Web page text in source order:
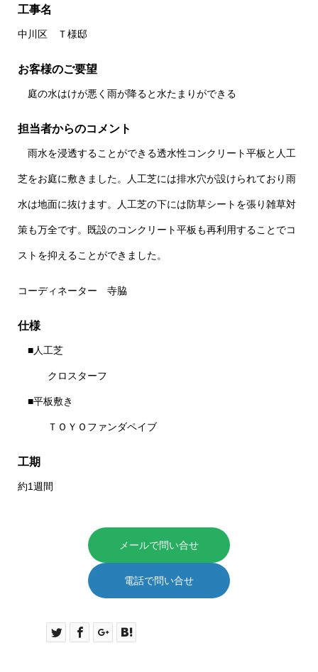
工事名
中川区 Ｔ様邸
お客様のご要望
庭の水はけが悪く雨が降ると水たまりができる
担当者からのコメント
雨水を浸透することができる透水性コンクリート平板と人工
芝をお庭に敷きました。人工芝には排水穴が設けられており雨
水は地面に抜けます。人工芝の下には防草シートを張り雑草対
策も万全です。既設のコンクリート平板も再利用することでコ
ストを抑えることができました。
コーディネーター 寺脇
仕様
■人工芝
クロスターフ
■平板敷き
ＴＯＹＯファンダペイブ
工期
約1週間
メールで問い合せ
電話で問い合せ